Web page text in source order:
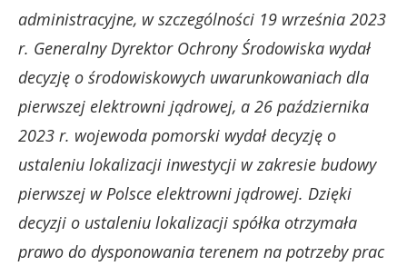
administracyjne, w szczególności 19 września 2023
r. Generalny Dyrektor Ochrony Środowiska wydał
decyzję o środowiskowych uwarunkowaniach dla
pierwszej elektrowni jądrowej, a 26 października
2023 r. wojewoda pomorski wydał decyzję o
ustaleniu lokalizacji inwestycji w zakresie budowy
pierwszej w Polsce elektrowni jądrowej. Dzięki
decyzji o ustaleniu lokalizacji spółka otrzymała
prawo do dysponowania terenem na potrzeby prac